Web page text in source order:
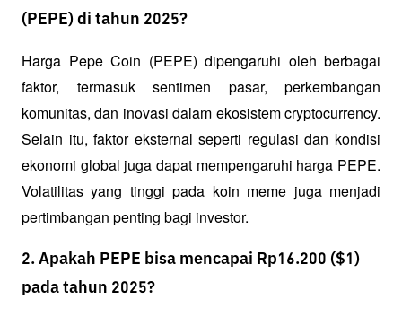
(PEPE) di tahun 2025?
Harga Pepe Coin (PEPE) dipengaruhi oleh berbagai
faktor, termasuk sentimen pasar, perkembangan
komunitas, dan inovasi dalam ekosistem cryptocurrency.
Selain itu, faktor eksternal seperti regulasi dan kondisi
ekonomi global juga dapat mempengaruhi harga PEPE.
Volatilitas yang tinggi pada koin meme juga menjadi
pertimbangan penting bagi investor.
2. Apakah PEPE bisa mencapai Rp16.200 ($1)
pada tahun 2025?